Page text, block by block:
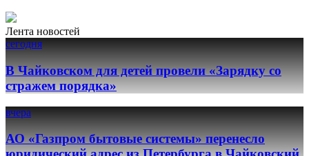
Лента новостей
сегодня
В Чайковском для детей провели «Зарядку со
стражем порядка»
вчера
АО «Газпром бытовые системы» перенесло